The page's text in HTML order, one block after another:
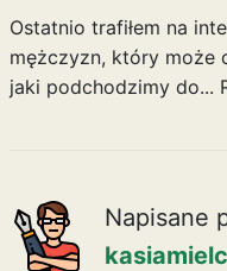
Ostatnio trafiłem na
mężczyzn, który może
jaki podchodzimy do...
Napisane